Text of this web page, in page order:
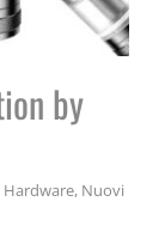
by
Hardware, Nuovi